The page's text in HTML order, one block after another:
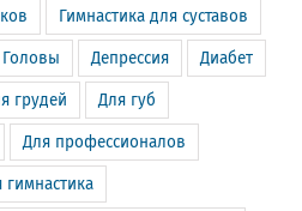
Гимнастика для суставов
Головы Депрессия Диабет
грудей Для губ
Для профессионалов
гимнастика